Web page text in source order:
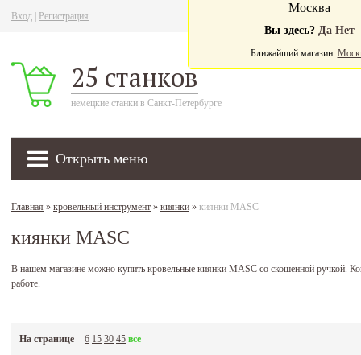
Вход Регистрация
25 станков
немецкие станки в Санкт-Петербурге
Открыть меню
Москва
Вы здесь? Да Нет
Ближайший магазин:
Главная » кровельный инструмент » киянки » киянки MASC
киянки MASC
В нашем магазине можно купить кровельные киянки MASC со скошенной ручкой.
работе.
На странице 6 15 30 45 все